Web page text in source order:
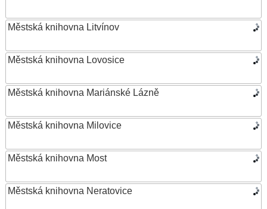
Městská knihovna Litvínov
Městská knihovna Lovosice
Městská knihovna Mariánské Lázně
Městská knihovna Milovice
Městská knihovna Most
Městská knihovna Neratovice